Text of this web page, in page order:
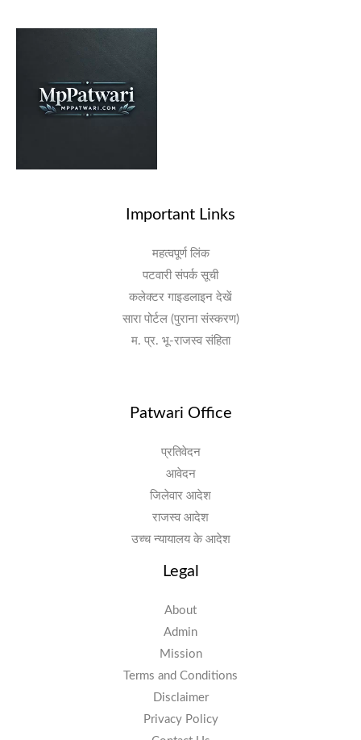
Important Links
महत्वपूर्ण लिंक
पटवारी संपर्क सूची
कलेक्टर गाइडलाइन देखें
सारा पोर्टल (पुराना संस्करण)
म. प्र. भू-राजस्व संहिता
Patwari Office
प्रतिवेदन
आवेदन
जिलेवार आदेश
राजस्व आदेश
उच्च न्यायालय के आदेश
Legal
About
Admin
Mission
Terms and Conditions
Disclaimer
Privacy Policy